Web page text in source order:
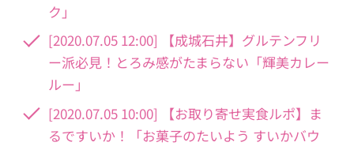
ク」
[2020.07.05 12:00] 【成城石井】グルテンフリ
ー派必見！とろみ感がたまらない「輝美カレー
ルー」
[2020.07.05 10:00] 【お取り寄せ実食ルポ】ま
るですいか！「お菓子のたいよう すいかバウ